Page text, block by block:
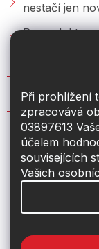
Při prohlížení
zpracovává
03897613
účelem
souvisejících
Vašich
nestačí jen
Reproduktory
Fabie,